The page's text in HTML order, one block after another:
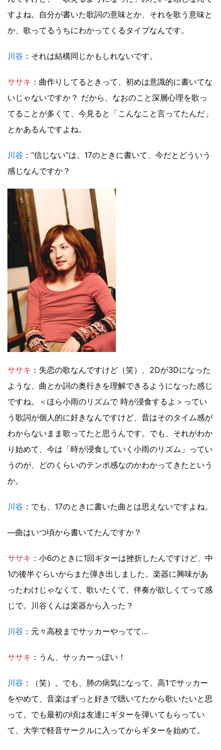
すよね。自分が書いた歌詞の意味とか、それを歌う意味と
か、歌ってるうちにわかってくるタイプなんです。
川谷 ：それは結構同じかもしれないです。
ササキ ：曲作りしてるときって、初めは意識的に書いてな
いじゃないですか？ だから、なおのこと深層心理を歌っ
てることが多くて、今見ると「こんなこと言ってたんだ」
とかあるんですよね。
川谷 ：“信じない”は、17のときに書いて、今だとどういう
感じなんですか？
ササキ ：失恋の歌なんですけど（笑）、2Dが3Dになった
ような、曲とか詞の奥行きを理解できるようになった感じ
ですね。＜ほら小雨のリズムで 時が浸食するよ＞ってい
う歌詞が個人的に好きなんですけど、昔はそのタイム感が
わからないまま歌ってたと思うんです。でも、それがわか
り始めて、今は「時が浸食していく小雨のリズム」ってい
うのが、どのくらいのテンポ感なのかわかってきたという
か。
川谷 ：でも、17のときに書いた曲とは思えないですよね。
―曲はいつ頃から書いてたんですか？
ササキ ：小6のときに1回ギターは挫折したんですけど、中
1の後半ぐらいからまた弾き出しました。楽器に興味があ
ったわけじゃなくて、歌いたくて、伴奏が欲しくてって感
じで。川谷くんは楽器から入った？
川谷 ：元々高校までサッカーやってて…
ササキ ：うん、サッカーっぽい！
川谷 ：（笑）。でも、肺の病気になって、高1でサッカー
をやめて、音楽はずっと好きで聴いてたから歌いたいと思
って。でも最初の頃は友達にギターを弾いてもらってい
て、大学で軽音サークルに入ってからギターを始めて。